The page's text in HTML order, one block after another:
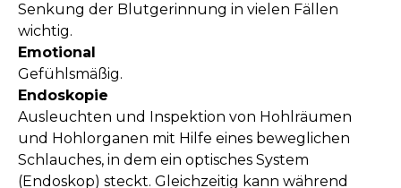
Senkung der Blutgerinnung in vielen Fällen
wichtig.
Emotional
Gefühlsmäßig.
Endoskopie
Ausleuchten und Inspektion von Hohlräumen
und Hohlorganen mit Hilfe eines beweglichen
Schlauches, in dem ein optisches System
(Endoskop) steckt. Gleichzeitig kann während